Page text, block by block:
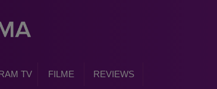
TV FILME REVIEWS